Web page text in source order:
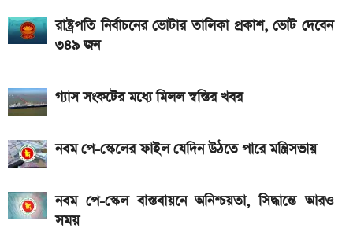
আজকের স্বর্ণের বাজারদর: ০৬ আগস্ট ২০২৬
এসএসসি ও সমমানের ফল কবে জানাল শিক্ষা বোর্ড
একটু পর শুরু, Milan Vs Inter ম্যাচ; লাইভ দেখুন এখানে
একটু পর শুরু, চেলসি ও জুভেন্টাস ম্যাচ; লাইভ দেখুন এখানে
আসছে টানা ৫ দিনের বৃষ্টি!
সরকারি চাকরিজীবীরা
রাষ্ট্রপতি নির্বাচনের ভোটার তালিকা প্রকাশ, ভোট দেবেন
৩৪৯ জন
গ্যাস সংকটের মধ্যে মিলল স্বস্তির খবর
নবম পে-স্কেলের ফাইল যেদিন উঠতে পারে মন্ত্রিসভায়
নবম পে-স্কেল বাস্তবায়নে অনিশ্চয়তা, সিদ্ধান্তে আরও
সময়